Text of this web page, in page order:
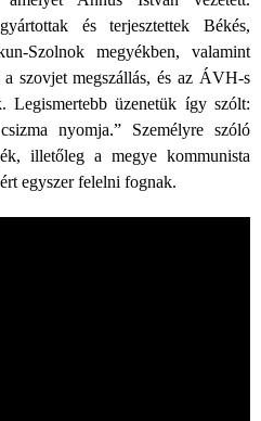
és terjesztettek Békés,
Szolnok megyékben, valamint
szovjet megszállás, és az ÁVH-s
Legismertebb üzenetük így szólt:
nyomja.” Személyre szóló
illetőleg a megye kommunista
egyszer felelni fognak.